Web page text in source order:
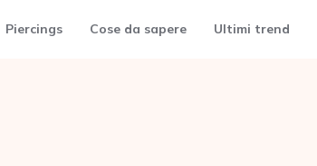
Piercings Cose da sapere Ultimi trend